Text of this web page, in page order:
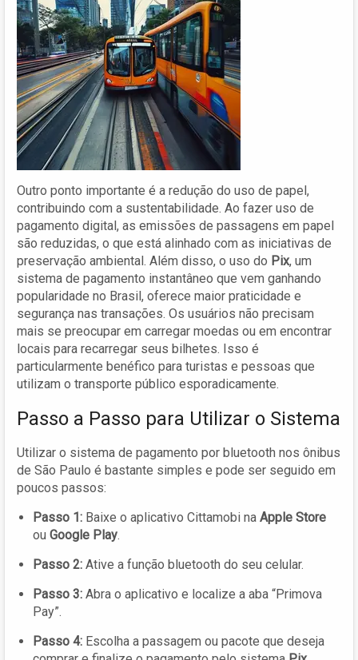
Outro ponto importante é a redução do uso de papel,
contribuindo com a sustentabilidade. Ao fazer uso de
pagamento digital, as emissões de passagens em papel
são reduzidas, o que está alinhado com as iniciativas de
preservação ambiental. Além disso, o uso do Pix, um
sistema de pagamento instantâneo que vem ganhando
popularidade no Brasil, oferece maior praticidade e
segurança nas transações. Os usuários não precisam
mais se preocupar em carregar moedas ou em encontrar
locais para recarregar seus bilhetes. Isso é
particularmente benéfico para turistas e pessoas que
utilizam o transporte público esporadicamente.
Passo a Passo para Utilizar o Sistema
Utilizar o sistema de pagamento por bluetooth nos ônibus
de São Paulo é bastante simples e pode ser seguido em
poucos passos:
Passo 1: Baixe o aplicativo Cittamobi na Apple Store
ou Google Play.
Passo 2: Ative a função bluetooth do seu celular.
Passo 3: Abra o aplicativo e localize a aba “Primova
Pay”.
Passo 4: Escolha a passagem ou pacote que deseja